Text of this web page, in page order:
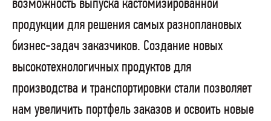
возможность выпуска кастомизированной
продукции для решения самых разноплановых
бизнес-задач заказчиков. Создание новых
высокотехнологичных продуктов для
производства и транспортировки стали позволяет
нам увеличить портфель заказов и освоить новые